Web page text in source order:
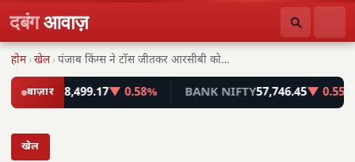
दबंगआवाज़
होम ›खेल › पंजाब किंग्स ने टॉस जीतकर आरसीबी को पहले…
बाज़ार
78,499.17▼ 0.58% BANK NIFTY57,746.45▼ 0.55%
खेल